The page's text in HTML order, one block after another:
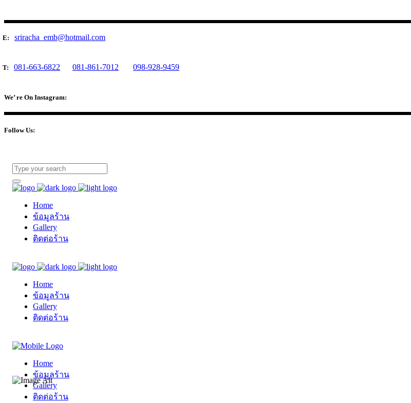
E: sriracha_emb@hotmail.com
T: 081-663-6822 081-861-7012 098-928-9459
We’ re On Instagram:
Follow Us:
Home
ข้อมูลร้าน
Gallery
ติดต่อร้าน
Home
ข้อมูลร้าน
Gallery
ติดต่อร้าน
Home
ข้อมูลร้าน
Gallery
ติดต่อร้าน